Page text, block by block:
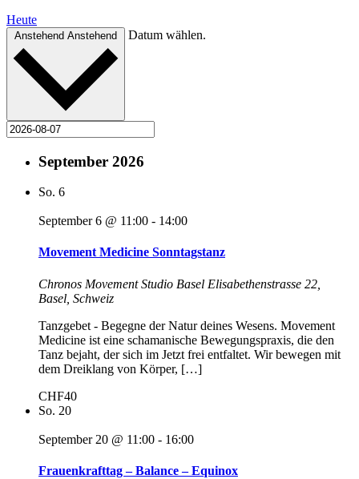
Heute
Anstehend Anstehend Datum wählen.
September 2026
So. 6
September 6 @ 11:00 - 14:00
Movement Medicine Sonntagstanz
Chronos Movement Studio Basel Elisabethenstrasse 22,
Basel, Schweiz
Tanzgebet - Begegne der Natur deines Wesens. Movement
Medicine ist eine schamanische Bewegungspraxis, die den
Tanz bejaht, der sich im Jetzt frei entfaltet. Wir bewegen mit
dem Dreiklang von Körper, […]
CHF40
So. 20
September 20 @ 11:00 - 16:00
Frauenkrafttag – Balance – Equinox